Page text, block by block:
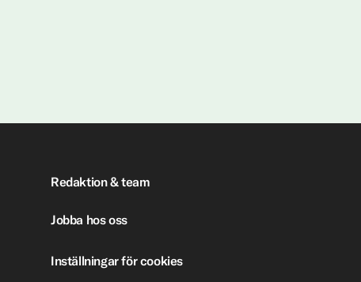
Redaktion & team
Jobba hos oss
Inställningar för cookies